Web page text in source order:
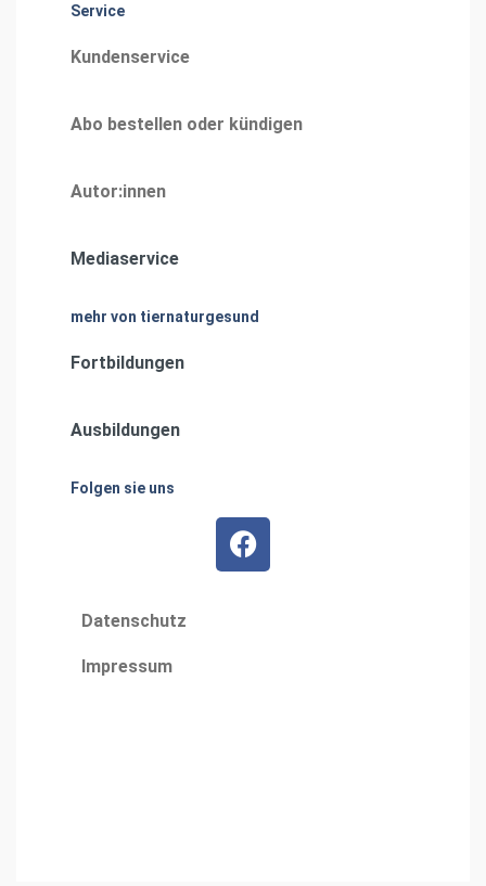
Service
Kundenservice
Abo bestellen oder kündigen
Autor:innen
Mediaservice
mehr von tiernaturgesund
Fortbildungen
Ausbildungen
Folgen sie uns
Datenschutz
Impressum